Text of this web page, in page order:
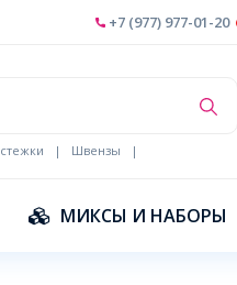
+7 (977) 977-01-20
| Швензы
|
МИКСЫ И НАБОРЫ